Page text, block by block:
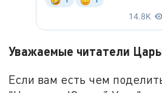
Уважаемые читатели
Если вам есть чем